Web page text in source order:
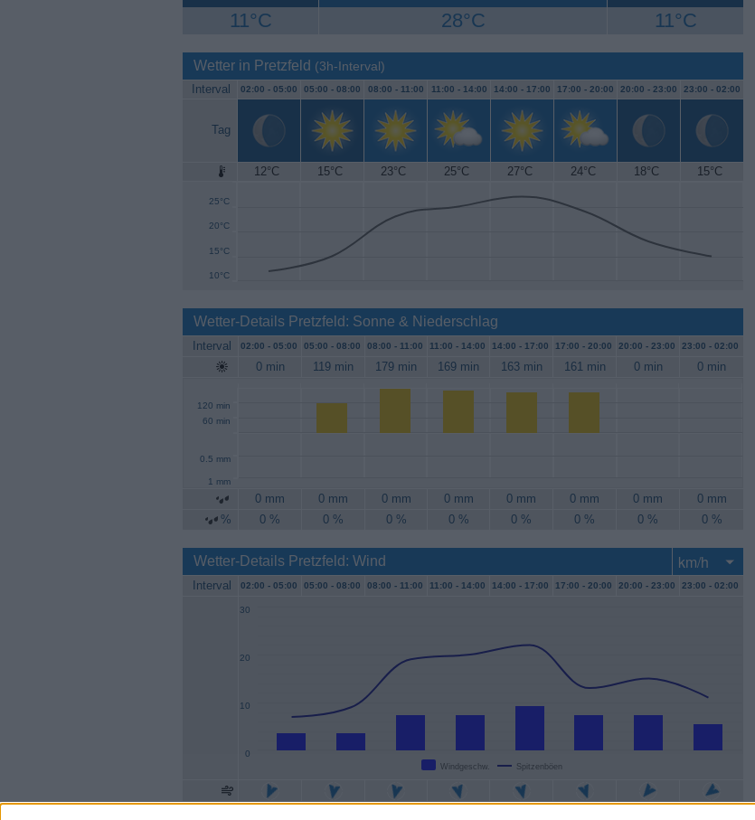
11°C 28°C 11°C
Wetter in Pretzfeld (3h-Interval)
Interval 02:00 - 05:00 05:00 - 08:00 08:00 - 11:00 11:00 - 14:00 14:00 - 17:00 17:00 - 20:00 20:00 - 23:00 23:00 - 02:00
Tag
12°C 15°C 23°C 25°C 27°C 24°C 18°C 15°C
10°C
15°C
20°C
25°C
30°C
Wetter-Details Pretzfeld: Sonne & Niederschlag
Interval 02:00 - 05:00 05:00 - 08:00 08:00 - 11:00 11:00 - 14:00 14:00 - 17:00 17:00 - 20:00 20:00 - 23:00 23:00 - 02:00
0 min 119 min 179 min 169 min 163 min 161 min 0 min 0 min
60 min
120 min
0.5 mm
1 mm
0 mm 0 mm 0 mm 0 mm 0 mm 0 mm 0 mm
0 mm
%
0 % 0 % 0 % 0 % 0 % 0 % 0 % 0 %
Wetter-Details Pretzfeld: Wind
Interval 02:00 - 05:00 05:00 - 08:00 08:00 - 11:00 11:00 - 14:00 14:00 - 17:00 17:00 - 20:00 20:00 - 23:00 23:00 - 02:00
Windgeschw. Spitzenböen
0
10
20
30